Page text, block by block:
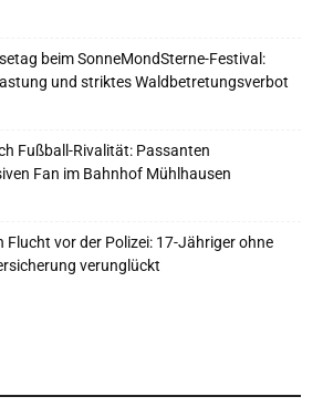
beim SonneMondSterne-Festival:
und striktes Waldbetretungsverbot
Fußball-Rivalität: Passanten
Fan im Bahnhof Mühlhausen
Flucht vor der Polizei: 17-Jähriger ohne
verunglückt